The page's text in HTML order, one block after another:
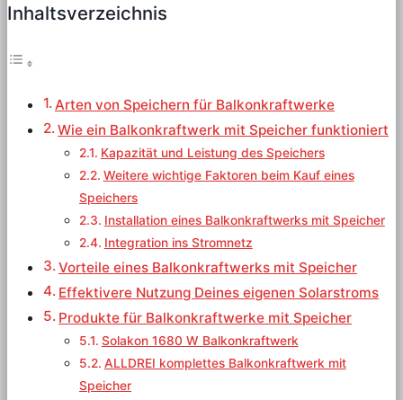
Inhaltsverzeichnis
Arten von Speichern für Balkonkraftwerke
Wie ein Balkonkraftwerk mit Speicher funktioniert
Kapazität und Leistung des Speichers
Weitere wichtige Faktoren beim Kauf eines
Speichers
Installation eines Balkonkraftwerks mit Speicher
Integration ins Stromnetz
Vorteile eines Balkonkraftwerks mit Speicher
Effektivere Nutzung Deines eigenen Solarstroms
Produkte für Balkonkraftwerke mit Speicher
Solakon 1680 W Balkonkraftwerk
ALLDREI komplettes Balkonkraftwerk mit
Speicher